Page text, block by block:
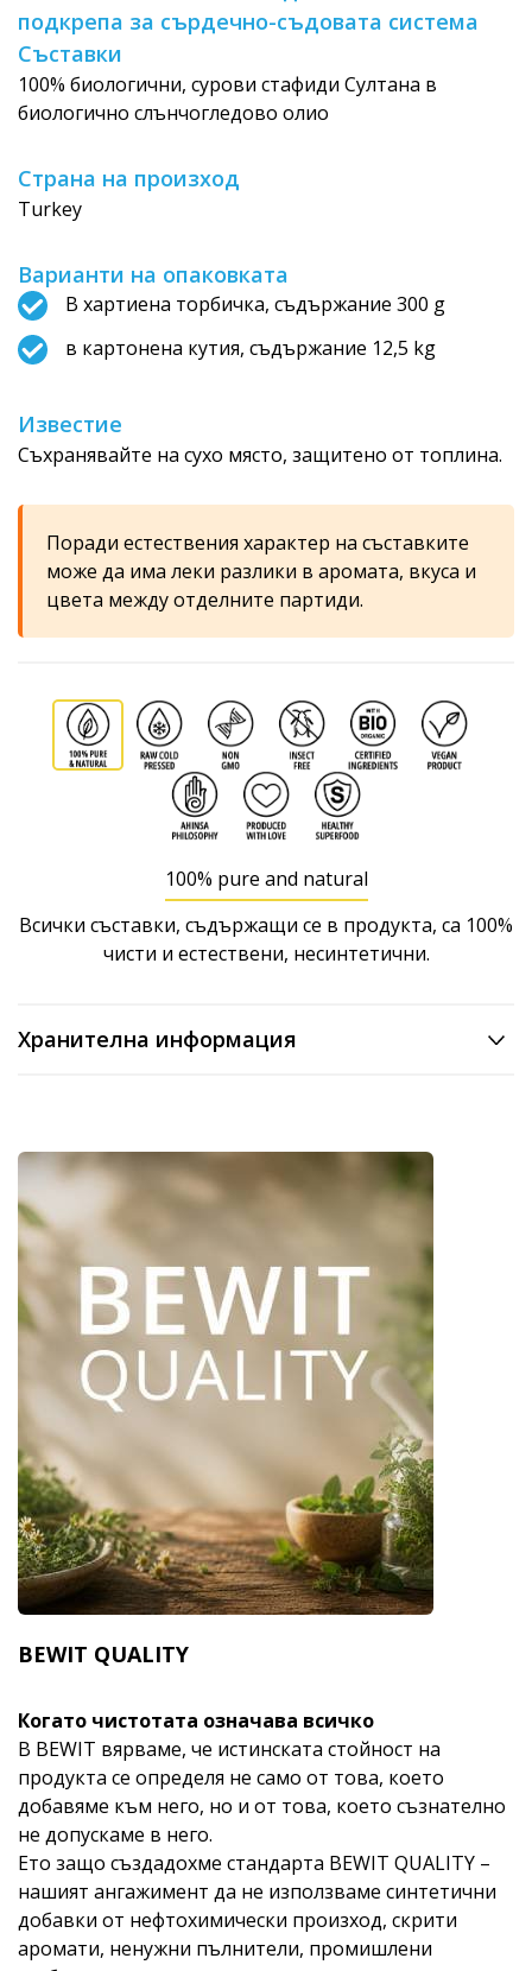
подкрепа за сърдечно-съдовата система
Съставки
100% биологични, сурови стафиди Султана в
биологично слънчогледово олио
Страна на произход
Turkey
Варианти на опаковката
В хартиена торбичка, съдържание 300 g
в картонена кутия, съдържание 12,5 kg
Известие
Съхранявайте на сухо място, защитено от топлина.
Поради естествения характер на съставките
може да има леки разлики в аромата, вкуса и
цвета между отделните партиди.
100% pure and natural
Всички съставки, съдържащи се в продукта, са 100%
чисти и естествени, несинтетични.
Хранителна информация
BEWIT QUALITY
Когато чистотата означава всичко
В BEWIT вярваме, че истинската стойност на
продукта се определя не само от това, което
добавяме към него, но и от това, което съзнателно
не допускаме в него.
Ето защо създадохме стандарта BEWIT QUALITY –
нашият ангажимент да не използваме синтетични
добавки от нефтохимически произход, скрити
аромати, ненужни пълнители, промишлени